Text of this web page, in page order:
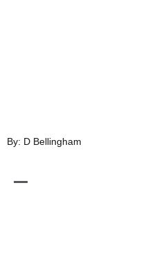
By: D Bellingham